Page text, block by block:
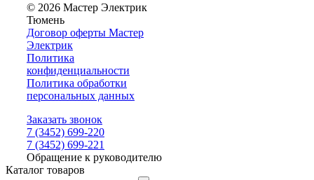
© 2026 Мастер Электрик
Тюмень
Договор оферты Мастер
Электрик
Политика
конфиденциальности
Политика обработки
персональных данных
Заказать звонок
7 (3452) 699-220
7 (3452) 699-221
Обращение к руководителю
Каталог товаров